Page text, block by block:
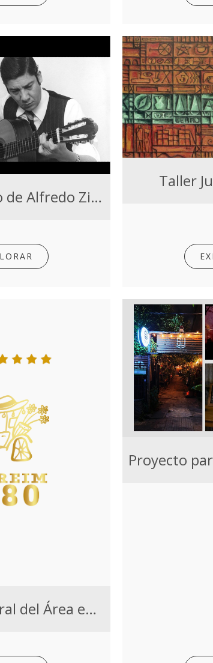
90 aniversario de Alfredo Zitarrosa
Taller
Gestión integral del Área educativa Cuareim 1080